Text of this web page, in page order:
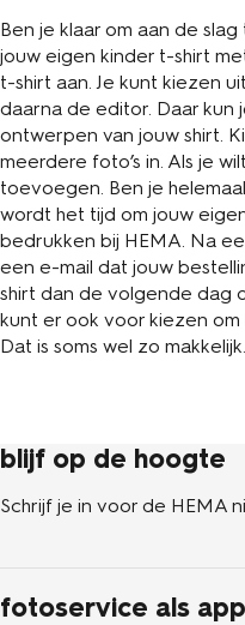
Ben je klaar om aan de
jouw eigen kinder t-shirt
t-shirt aan. Je kunt kiezen
daarna de editor. Daar kun
ontwerpen van jouw shirt.
meerdere foto’s in. Als je
toevoegen. Ben je
wordt het tijd om jouw
bedrukken bij HEMA. Na
een e-mail dat jouw
shirt dan de volgende dag
kunt er ook voor kiezen
Dat is soms wel zo
blijf op de hoogte
Schrijf je in voor de HEMA
fotoservice als app